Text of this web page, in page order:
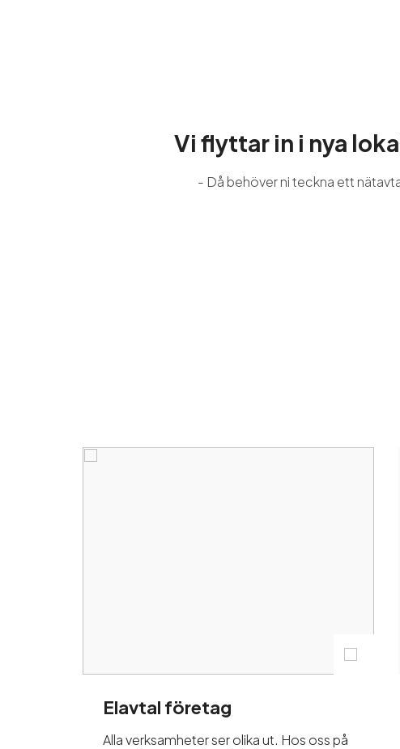
Vi flyttar in i nya
- Då behöver ni teckna ett
Elavtal företag
Alla verksamheter ser olika ut. Hos oss på